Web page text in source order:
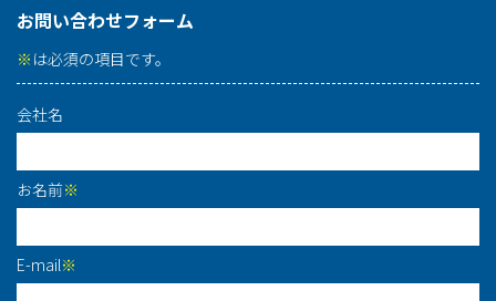
お問い合わせフォーム
※ は必須の項目です。
会社名
お名前※
E-mail※